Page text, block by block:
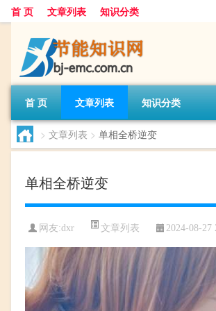
首 页 文章列表 知识分类
首 页 文章列表 知识分类
> 文章列表 > 单相全桥逆变
单相全桥逆变
网友:dxr 文章列表 2024-08-27